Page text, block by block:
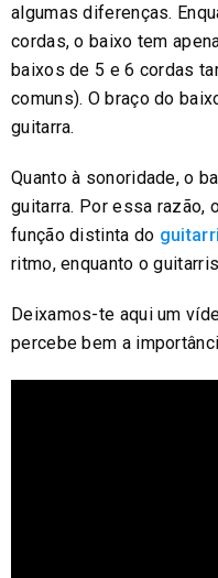
algumas diferenças.
cordas, o baixo tem
baixos de 5 e 6 cordas
comuns). O braço do
guitarra.
Quanto à sonoridade, o
guitarra. Por essa razão,
função distinta do
ritmo, enquanto o
Deixamos-te aqui um
percebe bem a